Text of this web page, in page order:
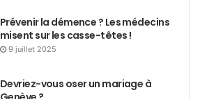
Prévenir la démence ? Les médecins
misent sur les casse-têtes !
9 juillet 2025
Devriez-vous oser un mariage à